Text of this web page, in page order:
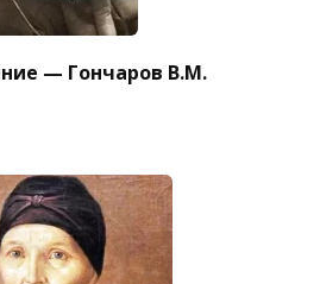
— Гончаров В.М.